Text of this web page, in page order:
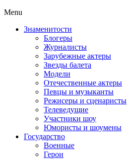
Menu
Знаменитости
Блогеры
Журналисты
Зарубежные актеры
Звезды балета
Модели
Отечественные актеры
Певцы и музыканты
Режисеры и сценаристы
Телеведущие
Участники шоу
Юмористы и шоумены
Государство
Военные
Герои